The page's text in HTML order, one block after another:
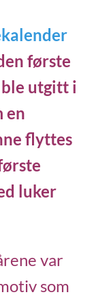
første
utgitt i
en
flyttes
luker
var
som